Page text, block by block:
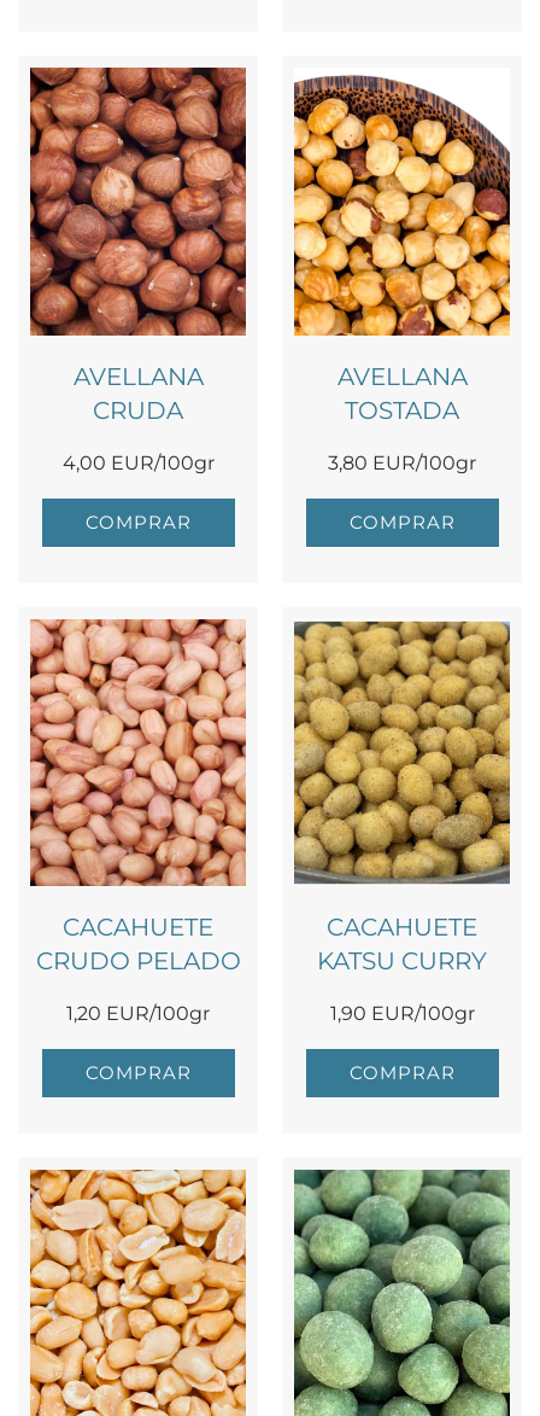
AVELLANA
CRUDA
4,00 EUR/100gr
COMPRAR
AVELLANA
TOSTADA
3,80 EUR/100gr
COMPRAR
CACAHUETE
CRUDO PELADO
1,20 EUR/100gr
COMPRAR
CACAHUETE
KATSU CURRY
1,90 EUR/100gr
COMPRAR